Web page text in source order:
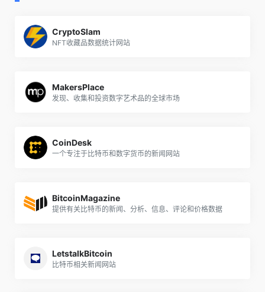
CryptoSlam
NFT收藏品数据统计网站
MakersPlace
发现、收集和投资数字艺术品的全球市场
CoinDesk
一个专注于比特币和数字货币的新闻网站
BitcoinMagazine
提供有关比特币的新闻、分析、信息、评论和价格数据
LetstalkBitcoin
比特币相关新闻网站